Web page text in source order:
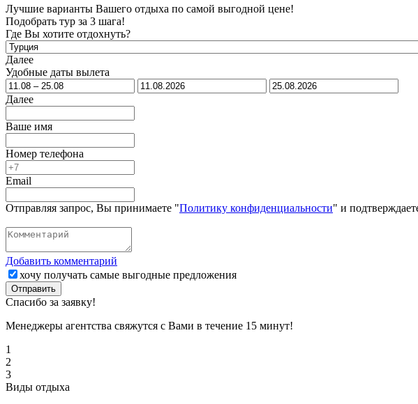
Лучшие варианты Вашего отдыха по самой выгодной цене!
Подобрать тур за 3 шага!
Где Вы хотите отдохнуть?
Далее
Удобные даты вылета
Далее
Ваше имя
Номер телефона
Email
Отправляя запрос, Вы принимаете "Политику конфиденциальности" и
Добавить комментарий
хочу получать самые выгодные предложения
Отправить
Спасибо за заявку!
Менеджеры агентства свяжутся с Вами в течение 15 минут!
1
2
3
Виды отдыха